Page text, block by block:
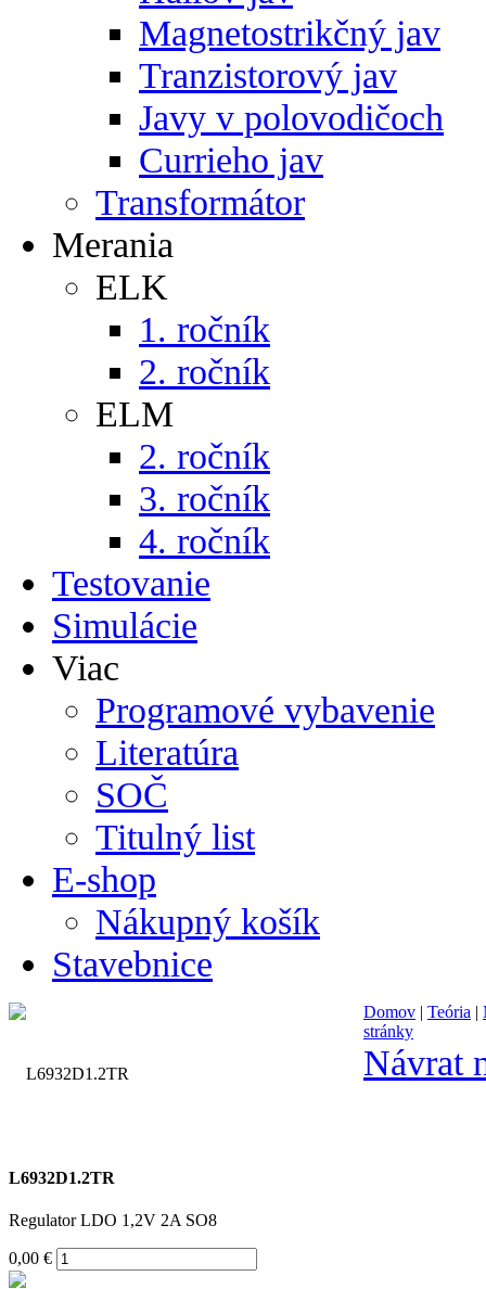
Magnetostrikčný jav
Tranzistorový jav
Javy v polovodičoch
Currieho jav
Transformátor
Merania
ELK
1. ročník
2. ročník
ELM
2. ročník
3. ročník
4. ročník
Testovanie
Simulácie
Viac
Programové vybavenie
Literatúra
SOČ
Titulný list
E-shop
Nákupný košík
Stavebnice
L6932D1.2TR
Regulator LDO 1,2V 2A SO8
0,00 €
Domov | Teória |
stránky
Návrat